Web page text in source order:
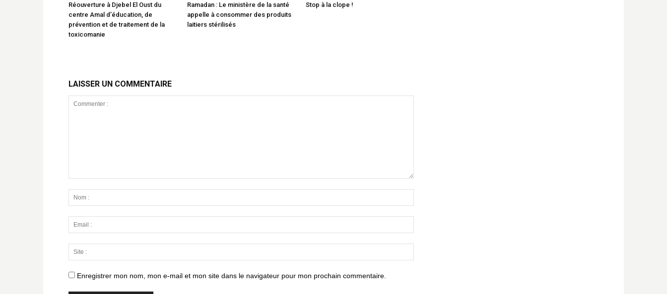
Réouverture à Djebel El Oust du
centre Amal d’éducation, de
prévention et de traitement de la
toxicomanie
Ramadan : Le ministère de la santé
appelle à consommer des produits
laitiers stérilisés
Stop à la clope !
LAISSER UN COMMENTAIRE
Enregistrer mon nom, mon e-mail et mon site dans le navigateur pour mon prochain commentaire.